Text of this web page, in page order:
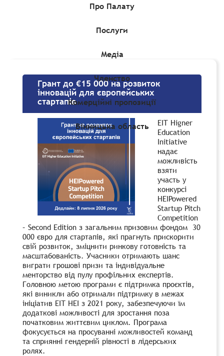
Про Палату
Послуги
Медіа
Членство
Комерційні пропозиції
Вінницька область
Гранти, Проєкти, Програми для бізнесу
Грант до €15 000 на розвиток
інновацій для європейських
стартапів
EIT Higner
Education
Initiative
надає
можливість
взяти
участь у
конкурсі
HEIPowered
Startup Pitch
Competition
– Second Edition з загальним призовим фондом 30
000 євро для стартапів, які прагнуть прискорити
свій розвиток, зміцнити ринкову готовність та
масштабованість. Учасники отримають шанс
виграти грошові призи та індивідуальне
менторство від пулу профільних експертів.
Головною метою програми є підтримка проєктів,
які виникли або отримали підтримку в межах
ініціатив ЕІТ НЕІ з 2021 року, забезпечуючи їм
додаткові можливості для зростання поза
початковим життєвим циклом. Програма
фокусується на просуванні можливостей команд
та сприянні гендерній рівності в лідерських
ролях.